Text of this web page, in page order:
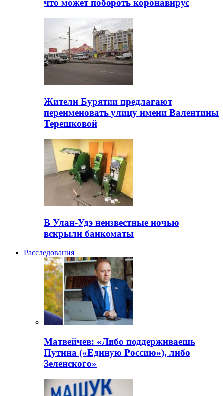
что может побороть коронавирус
Жители Бурятии предлагают
переименовать улицу имени Валентины
Терешковой
В Улан-Удэ неизвестные ночью
вскрыли банкоматы
Расследования
Матвейчев: «Либо поддерживаешь
Путина («Единую Россию»), либо
Зеленского»